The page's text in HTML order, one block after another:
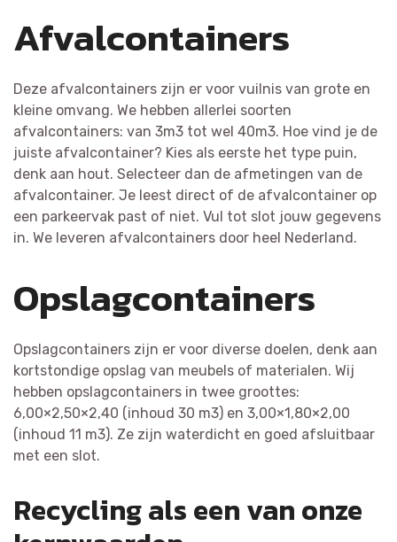
Afvalcontainers
Deze afvalcontainers zijn er voor vuilnis van grote en
kleine omvang. We hebben allerlei soorten
afvalcontainers: van 3m3 tot wel 40m3. Hoe vind je de
juiste afvalcontainer? Kies als eerste het type puin,
denk aan hout. Selecteer dan de afmetingen van de
afvalcontainer. Je leest direct of de afvalcontainer op
een parkeervak past of niet. Vul tot slot jouw gegevens
in. We leveren afvalcontainers door heel Nederland.
Opslagcontainers
Opslagcontainers zijn er voor diverse doelen, denk aan
kortstondige opslag van meubels of materialen. Wij
hebben opslagcontainers in twee groottes:
6,00×2,50×2,40 (inhoud 30 m3) en 3,00×1,80×2,00
(inhoud 11 m3). Ze zijn waterdicht en goed afsluitbaar
met een slot.
Recycling als een van onze